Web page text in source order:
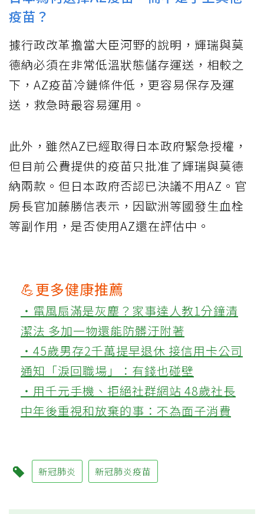
疫苗？
據行政改革擔當大臣河野的說明，輝瑞與莫
德納必須在非常低溫狀態儲存運送，相較之
下，AZ疫苗冷鏈條件低，更容易保存及運
送，救急時最容易運用。
此外，雖然AZ已經取得日本政府緊急授權，
但目前公費提供的疫苗只批准了輝瑞與莫德
納兩款。但日本政府否認已決議不用AZ。官
房長官加藤勝信表示，因歐洲等國發生血栓
等副作用，是否使用AZ還在評估中。
💪更多健康推薦
‧電風扇滿是灰塵？家事達人教1分鐘清
潔法 多加一物還能防髒汙附著
‧45歲男存2千萬提早退休 接信用卡公司
通知「淚回職場」：有錢也碰壁
‧用千元手機、拒絕社群網站 48歲社長
中年後重視和放棄的事：不為面子消費
新冠肺炎 新冠肺炎疫苗